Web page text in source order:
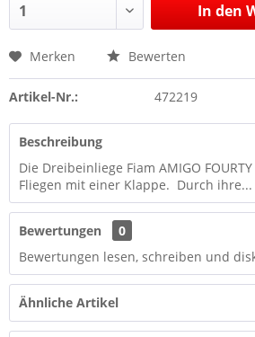
In den
Merken Bewerten
Artikel-Nr.: 472219
Beschreibung
Die Dreibeinliege Fiam AMIGO
Fliegen mit einer Klappe. Durch ihre...
Bewertungen
0
Bewertungen lesen, schreiben und
Ähnliche Artikel